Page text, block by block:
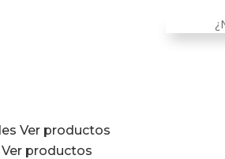
Ver productos
Ver productos